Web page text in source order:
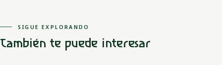
SIGUE EXPLORANDO
También te puede interesar